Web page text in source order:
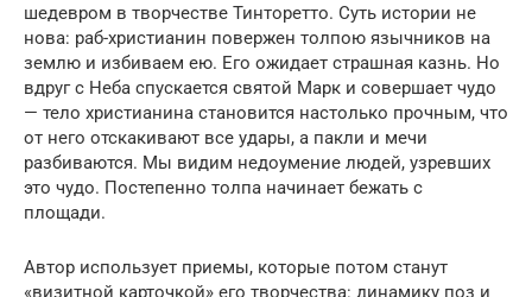
шедевром в творчестве Тинторетто. Суть истории не
нова: раб-христианин повержен толпою язычников на
землю и избиваем ею. Его ожидает страшная казнь. Но
вдруг с Неба спускается святой Марк и совершает чудо
— тело христианина становится настолько прочным, что
от него отскакивают все удары, а пакли и мечи
разбиваются. Мы видим недоумение людей, узревших
это чудо. Постепенно толпа начинает бежать с
площади.
Автор использует приемы, которые потом станут
«визитной карточкой» его творчества: динамику поз и